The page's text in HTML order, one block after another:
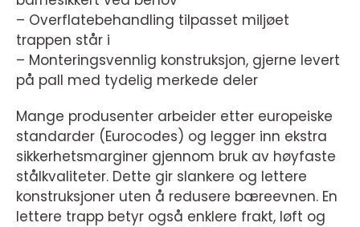
– Overflatebehandling tilpasset miljøet
trappen står i
– Monteringsvennlig konstruksjon, gjerne levert
på pall med tydelig merkede deler
Mange produsenter arbeider etter europeiske
standarder (Eurocodes) og legger inn ekstra
sikkerhetsmarginer gjennom bruk av høyfaste
stålkvaliteter. Dette gir slankere og lettere
konstruksjoner uten å redusere bæreevnen. En
lettere trapp betyr også enklere frakt, løft og